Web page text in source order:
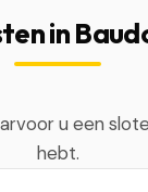
in
u een
hebt.